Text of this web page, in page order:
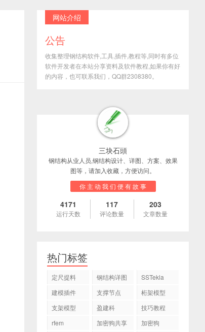
网站介绍
公告
收集整理钢结构软件,工具,插件,教程等,同时有多位
软件开发者在本站分享资料及软件教程,如果你有好
的内容，也可联系我们，QQ群2308380。
三块石頭
钢结构从业人员,钢结构设计、详图、方案、效果
图等，请加入收藏，方便访问。
你 主 动 我 们 便 有 故 事
4171
运行天数
117
评论数量
203
文章数量
热门标签
定尺提料 钢结构详图
SSTekla
建模插件
支撑节点
桁架模型
支架模型
盈建科
技巧教程
rfem
加密狗共享
加密狗